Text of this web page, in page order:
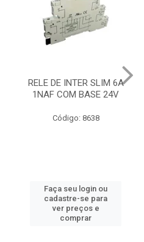
RELE DE INTER SLIM 6A
1NAF COM BASE 24V
Código: 8638
Faça seu login ou
cadastre-se para
ver preços e
comprar